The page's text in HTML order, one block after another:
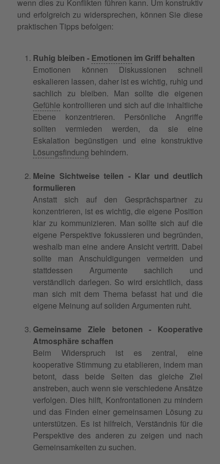
wenn dies zu Konflikten führen kann. Um konstruktiv
und erfolgreich zu widersprechen, können Sie diese
praktischen Tipps befolgen:
Ruhig bleiben - Emotionen im Griff behalten
Emotionen können Diskussionen schnell
eskalieren lassen, daher ist es wichtig, ruhig und
sachlich zu bleiben. Man sollte die eigenen
Gefühle kontrollieren und sich auf die inhaltliche
Ebene konzentrieren. Persönliche Angriffe
sollten vermieden werden, da sie eine
Eskalation begünstigen und eine konstruktive
Lösungsfindung behindern.
Meine Sichtweise teilen - Klar und deutlich
formulieren
Anstatt sich auf den Gesprächspartner zu
konzentrieren, ist es wichtig, die eigene Position
klar zu kommunizieren. Man sollte sich auf die
eigene Perspektive fokussieren und begründen,
weshalb man eine andere Ansicht vertritt. Dabei
sollte man Anschuldigungen vermeiden und
stattdessen Argumente sachlich und
verständlich darlegen. So wird ersichtlich, dass
man sich mit dem Thema befasst hat und die
eigene Meinung auf soliden Argumenten ruht.
Gemeinsame Ziele betonen - Kooperative
Atmosphäre schaffen
Beim Widerspruch ist es zentral, eine
kooperative Stimmung zu etablieren, indem man
betont, dass beide Seiten das gleiche Ziel
anstreben, auch wenn sie verschiedene Ansätze
verfolgen. Dies hilft, Konfrontationen zu mindern
und das Finden einer gemeinsamen Lösung zu
unterstützen. Es ist hilfreich, Verständnis für die
Perspektive des anderen zu zeigen und nach
Gemeinsamkeiten zu suchen.